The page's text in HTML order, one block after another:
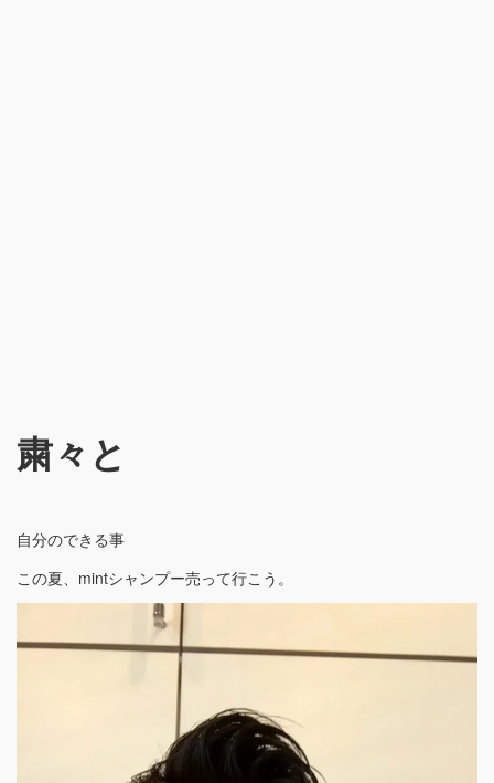
粛々と
自分のできる事
この夏、mintシャンプー売って行こう。